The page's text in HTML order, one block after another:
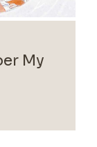
My